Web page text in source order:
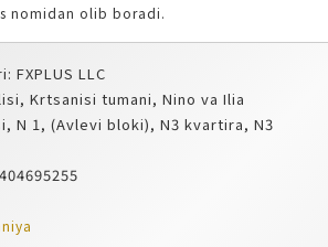
nomidan olib boradi.
FXPLUS LLC
Krtsanisi tumani, Nino va Ilia
N 1, (Avlevi bloki), N3 kvartira, N3